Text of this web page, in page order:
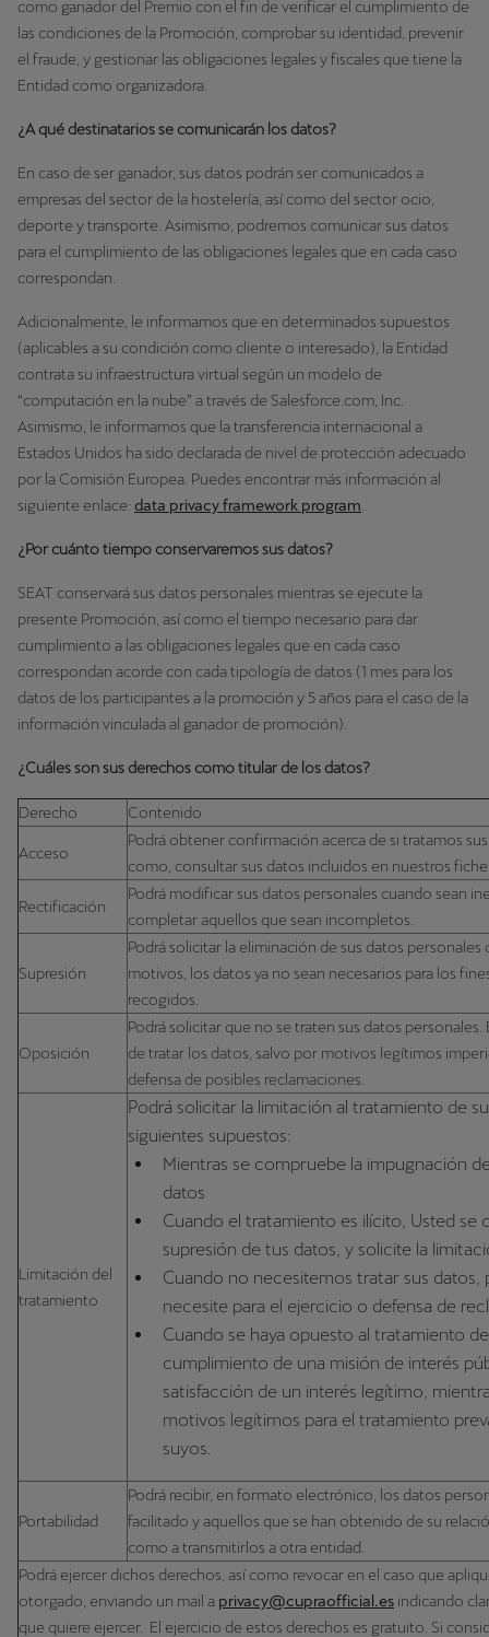
como ganador del Premio con el fin de verificar el cumplimiento de
las condiciones de la Promoción, comprobar su identidad, prevenir
el fraude, y gestionar las obligaciones legales y fiscales que tiene la
Entidad como organizadora.
¿A qué destinatarios se comunicarán los datos?
En caso de ser ganador, sus datos podrán ser comunicados a
empresas del sector de la hostelería, así como del sector ocio,
deporte y transporte. Asimismo, podremos comunicar sus datos
para el cumplimiento de las obligaciones legales que en cada caso
correspondan.
Adicionalmente, le informamos que en determinados supuestos
(aplicables a su condición como cliente o interesado), la Entidad
contrata su infraestructura virtual según un modelo de
“computación en la nube” a través de Salesforce.com, Inc.
Asimismo, le informamos que la transferencia internacional a
Estados Unidos ha sido declarada de nivel de protección adecuado
por la Comisión Europea. Puedes encontrar más información al
siguiente enlace: data privacy framework program
¿Por cuánto tiempo conservaremos sus datos?
SEAT conservará sus datos personales mientras se ejecute la
presente Promoción, así como el tiempo necesario para dar
cumplimiento a las obligaciones legales que en cada caso
correspondan acorde con cada tipología de datos (1 mes para los
datos de los participantes a la promoción y 5 años para el caso de la
información vinculada al ganador de promoción).
¿Cuáles son sus derechos como titular de los datos?
Derecho Contenido
Acceso
Podrá obtener confirmación acerca de si tratamos
como, consultar sus datos incluidos en nuestros
Rectificación
Podrá modificar sus datos personales cuando sean
completar aquellos que sean incompletos.
Supresión
Podrá solicitar la eliminación de sus datos
motivos, los datos ya no sean necesarios para los
recogidos.
Oposición
Podrá solicitar que no se traten sus datos personales.
de tratar los datos, salvo por motivos legítimos
defensa de posibles reclamaciones.
Limitación del
tratamiento
Podrá solicitar la limitación al tratamiento de
siguientes supuestos:
Mientras se compruebe la impugnación
datos
Cuando el tratamiento es ilícito, Usted se
supresión de tus datos, y solicite la
Cuando no necesitemos tratar sus datos,
necesite para el ejercicio o defensa de
Cuando se haya opuesto al tratamiento
cumplimiento de una misión de interés
satisfacción de un interés legítimo,
motivos legítimos para el tratamiento
suyos.
Portabilidad
Podrá recibir, en formato electrónico, los datos
facilitado y aquellos que se han obtenido de su
como a transmitirlos a otra entidad.
Podrá ejercer dichos derechos, así como revocar en el caso que
otorgado, enviando un mail a privacy@cupraofficial.es indicando
que quiere ejercer. El ejercicio de estos derechos es gratuito. Si